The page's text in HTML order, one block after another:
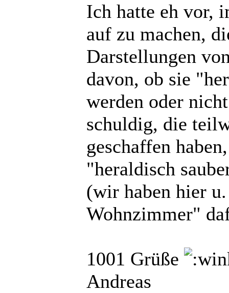
Ich hatte eh vor,
auf zu machen,
Darstellungen
davon, ob sie
werden oder
schuldig, die
geschaffen
"heraldisch
(wir haben hier
Wohnzimmer"
1001 Grüße
Andreas